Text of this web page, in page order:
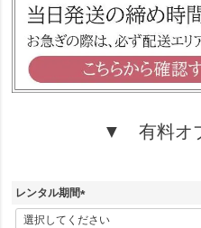
▼ 有料オ
レンタル期間
(